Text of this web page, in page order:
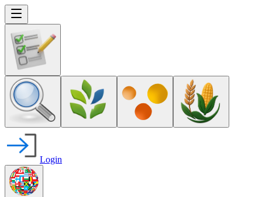
Login